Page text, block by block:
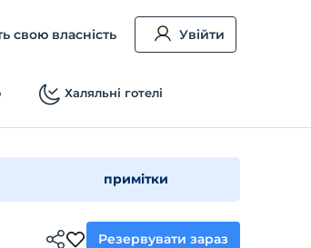
свою власність Увійти
Халяльні готелі
примітки
Резервувати зараз